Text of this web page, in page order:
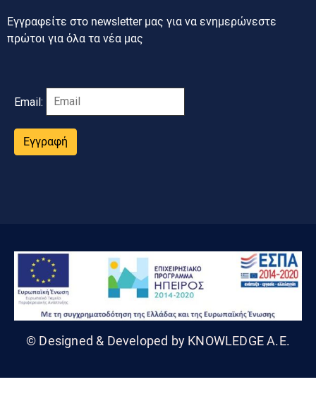
Εγγραφείτε στο newsletter μας για να ενημερώνεστε
πρώτοι για όλα τα νέα μας
Email:
Εγγραφή
© Designed & Developed by KNOWLEDGE A.E.